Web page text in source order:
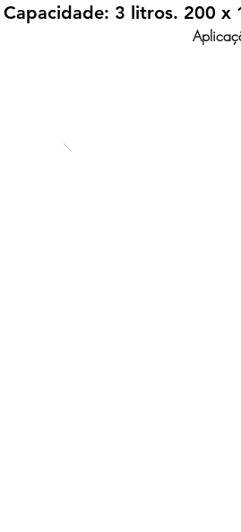
Capacidade: 3 litros. 200 x